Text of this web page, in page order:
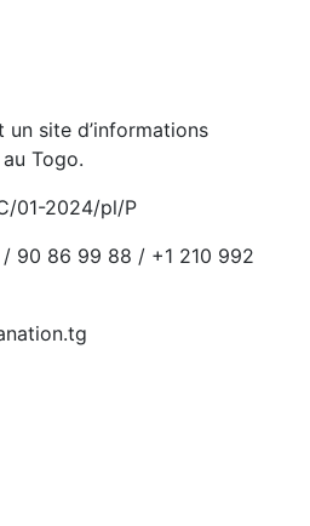
site d’informations
Togo.
01-2024/pl/P
90 86 99 88 / +1 210 992